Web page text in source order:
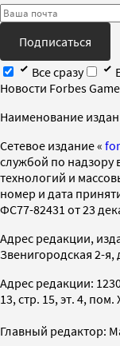
Подписаться
Все сразу
Новости Forbes
Наименование
Cетевое издание «
службой по
технологий и
номер и дата
ФС77-82431 от 23
Адрес редакции,
Звенигородская 2-я,
Адрес редакции:
13, стр. 15, эт. 4, пом.
Главный редактор: